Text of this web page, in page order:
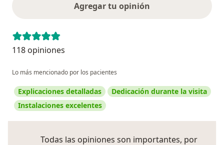
Agregar tu opinión
118 opiniones
Lo más mencionado por los pacientes
Explicaciones detalladas
Dedicación durante la visita
Instalaciones excelentes
Todas las opiniones son importantes, por